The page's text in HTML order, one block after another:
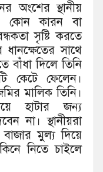
অংশের স্থানীয়
কোন কারন বা
সৃষ্টি করতে
সাথে
বাঁধা দিলে তিনি
কেটে ফেলেন।
মালিক তিনি।
হাটার জন্য
না। স্থানীয়রা
মুল্য দিয়ে
নিতে চাইলে